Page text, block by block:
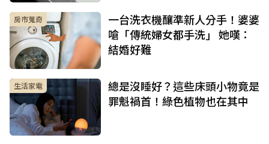
房市蒐奇
一台洗衣機釀準新人分手！婆婆
嗆「傳統婦女都手洗」 她嘆：
結婚好難
生活家電
總是沒睡好？這些床頭小物竟是
罪魁禍首！綠色植物也在其中